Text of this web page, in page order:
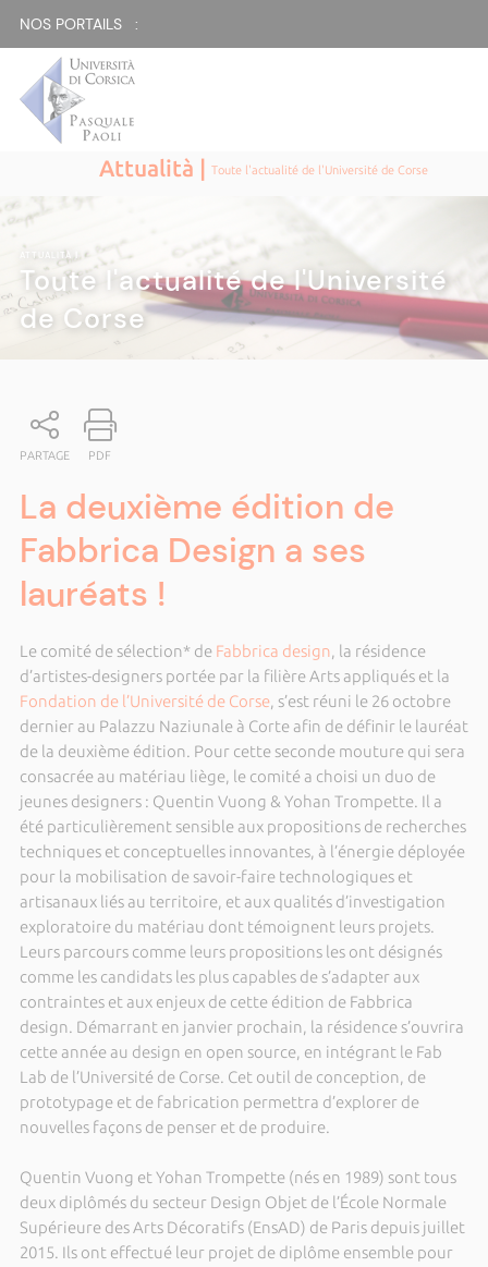
NOS PORTAILS :
Attualità |Toute l'actualité de l'Université de Corse
ATTUALITÀ|
Toute l'actualité de l'Université
de Corse
PARTAGE PDF
La deuxième édition de
Fabbrica Design a ses
lauréats !
Le comité de sélection* de Fabbrica design, la résidence
d’artistes-designers portée par la filière Arts appliqués et la
Fondation de l’Université de Corse, s’est réuni le 26 octobre
dernier au Palazzu Naziunale à Corte afin de définir le lauréat
de la deuxième édition. Pour cette seconde mouture qui sera
consacrée au matériau liège, le comité a choisi un duo de
jeunes designers : Quentin Vuong & Yohan Trompette. Il a
été particulièrement sensible aux propositions de recherches
techniques et conceptuelles innovantes, à l’énergie déployée
pour la mobilisation de savoir-faire technologiques et
artisanaux liés au territoire, et aux qualités d’investigation
exploratoire du matériau dont témoignent leurs projets.
Leurs parcours comme leurs propositions les ont désignés
comme les candidats les plus capables de s’adapter aux
contraintes et aux enjeux de cette édition de Fabbrica
design. Démarrant en janvier prochain, la résidence s’ouvrira
cette année au design en open source, en intégrant le Fab
Lab de l’Université de Corse. Cet outil de conception, de
prototypage et de fabrication permettra d’explorer de
nouvelles façons de penser et de produire.
Quentin Vuong et Yohan Trompette (nés en 1989) sont tous
deux diplômés du secteur Design Objet de l’École Normale
Supérieure des Arts Décoratifs (EnsAD) de Paris depuis juillet
2015. Ils ont effectué leur projet de diplôme ensemble pour